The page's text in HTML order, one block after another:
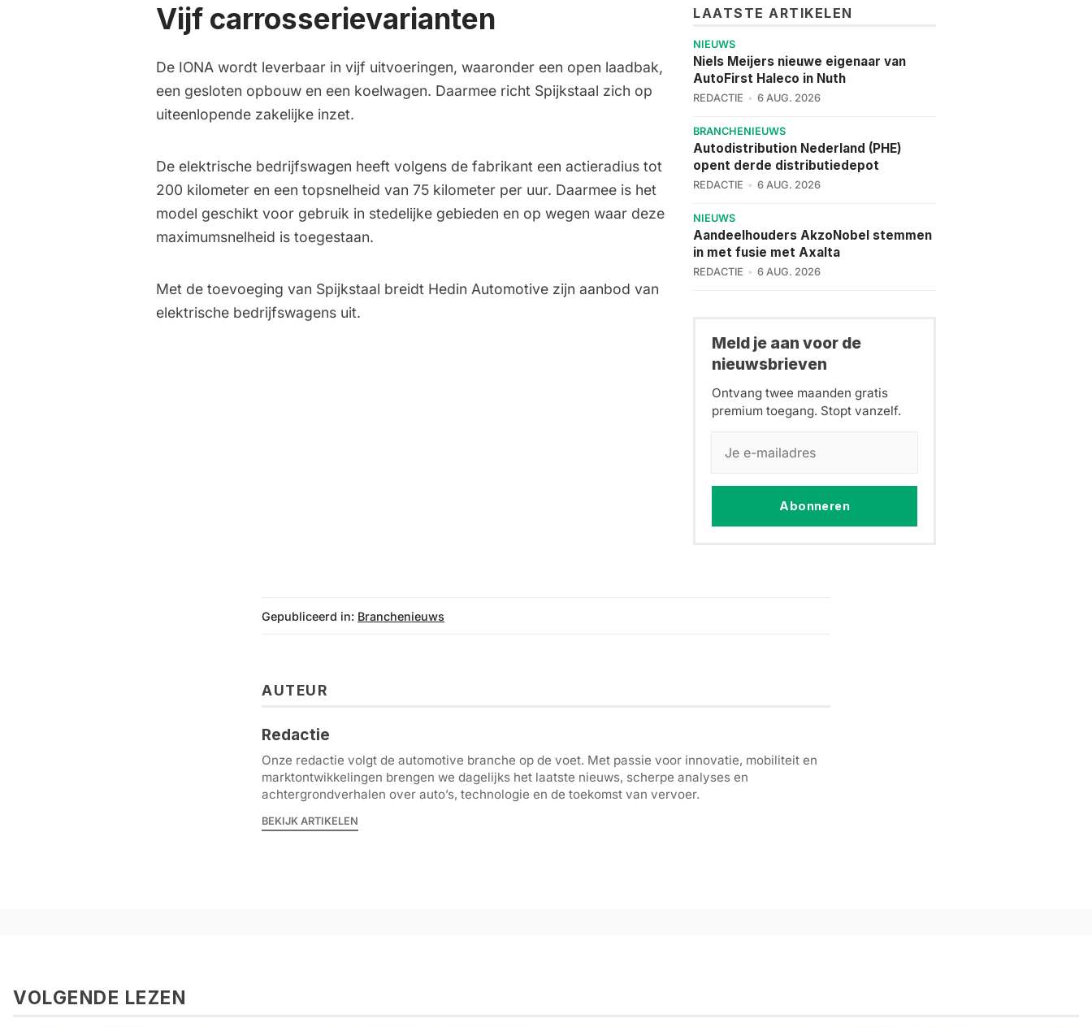
Vijf carrosserievarianten
De IONA wordt leverbaar in vijf uitvoeringen, waaronder een open laadbak,
een gesloten opbouw en een koelwagen. Daarmee richt Spijkstaal zich op
uiteenlopende zakelijke inzet.
De elektrische bedrijfswagen heeft volgens de fabrikant een actieradius tot
200 kilometer en een topsnelheid van 75 kilometer per uur. Daarmee is het
model geschikt voor gebruik in stedelijke gebieden en op wegen waar deze
maximumsnelheid is toegestaan.
Met de toevoeging van Spijkstaal breidt Hedin Automotive zijn aanbod van
elektrische bedrijfswagens uit.
LAATSTE ARTIKELEN
NIEUWS
Niels Meijers nieuwe eigenaar van
AutoFirst Haleco in Nuth
REDACTIE 6 AUG. 2026
BRANCHENIEUWS
Autodistribution Nederland (PHE)
opent derde distributiedepot
REDACTIE 6 AUG. 2026
NIEUWS
Aandeelhouders AkzoNobel stemmen
in met fusie met Axalta
REDACTIE 6 AUG. 2026
Meld je aan voor de
nieuwsbrieven
Ontvang twee maanden gratis
premium toegang. Stopt vanzelf.
Abonneren
Gepubliceerd in: Branchenieuws
AUTEUR
Redactie
Onze redactie volgt de automotive branche op de voet. Met passie voor innovatie, mobiliteit en
marktontwikkelingen brengen we dagelijks het laatste nieuws, scherpe analyses en
achtergrondverhalen over auto’s, technologie en de toekomst van vervoer.
BEKIJK ARTIKELEN
VOLGENDE LEZEN